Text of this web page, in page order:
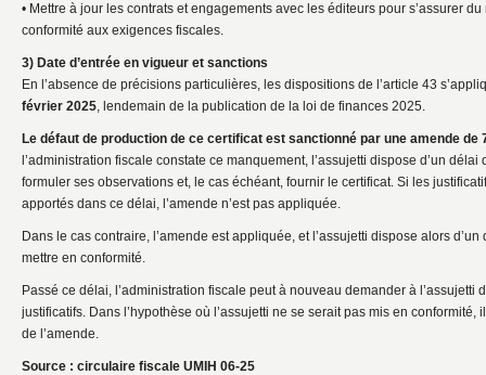
• Mettre à jour les contrats et engagements avec les éditeurs pour s’assurer
conformité aux exigences fiscales.
3) Date d’entrée en vigueur et sanctions
En l’absence de précisions particulières, les dispositions de l’article 43
février 2025, lendemain de la publication de la loi de finances 2025.
Le défaut de production de ce certificat est sanctionné par une amende de
l’administration fiscale constate ce manquement, l’assujetti dispose d’un délai
formuler ses observations et, le cas échéant, fournir le certificat. Si les
apportés dans ce délai, l’amende n’est pas appliquée.
Dans le cas contraire, l’amende est appliquée, et l’assujetti dispose alors
mettre en conformité.
Passé ce délai, l’administration fiscale peut à nouveau demander à l’assujetti
justificatifs. Dans l’hypothèse où l’assujetti ne se serait pas mis en conformité,
de l’amende.
Source : circulaire fiscale UMIH 06-25